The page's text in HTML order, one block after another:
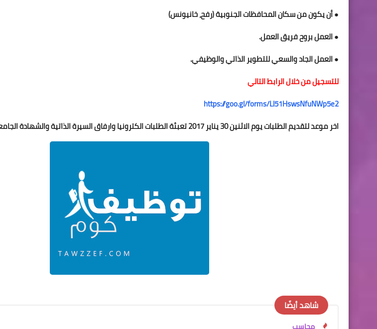
● أن يكون من سكان المحافظات الجنوبية (رفح، خانيونس)
● العمل بروح فريق العمل.
● العمل الجاد والسعي للتطوير الذاتي والوظيفي.
للتسجيل من خلال الرابط التالي
https://goo.gl/forms/Ll51HswsNfuNWp5e2
اخر موعد لتقديم الطلبات يوم الاثنين 30 يناير 2017 تعبئة الطلبات الكترونيا وارفاق السيرة الذاتية والشهادة الجامعية
شاهد أيضًا